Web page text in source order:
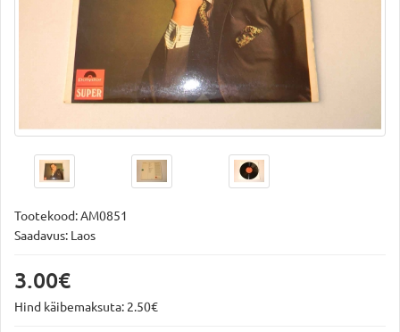
Tootekood:AM0851
Saadavus: Laos
3.00€
Hind käibemaksuta: 2.50€